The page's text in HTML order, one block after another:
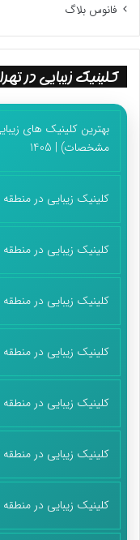
فانوس بلاگ
کلینیک زیبایی در
مشخصات) | 1405
کلینیک زیبایی در منطقه 2
کلینیک زیبایی در منطقه 3
کلینیک زیبایی در منطقه 4
کلینیک زیبایی در منطقه 5
کلینیک زیبایی در منطقه 6
کلینیک زیبایی در منطقه 7
کلینیک زیبایی در منطقه 8